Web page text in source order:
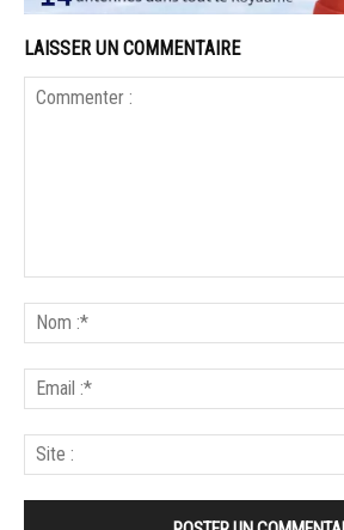
LAISSER UN COMMENTAIRE